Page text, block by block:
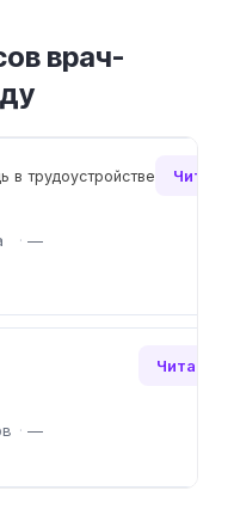
врач-
—
в трудоустройстве
—
Читать